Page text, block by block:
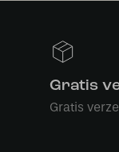
Gratis
Gratis